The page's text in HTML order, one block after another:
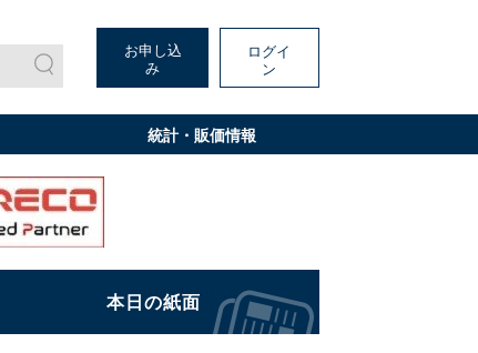
お申し込
み
ログイ
ン
統計・販価情報